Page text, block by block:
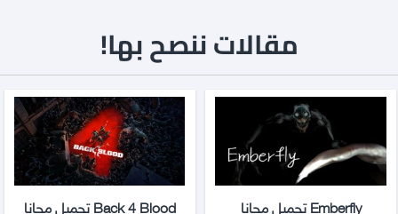
مقالات ننصح بها!
Emberfly تحميل مجانا Back 4 Blood تحميل مجانا